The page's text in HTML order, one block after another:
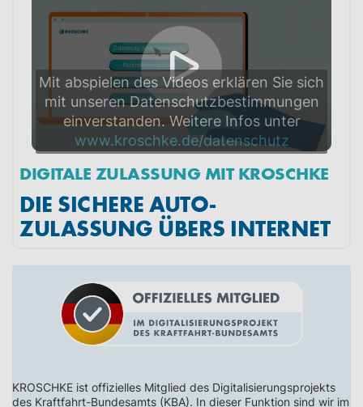
DIGITALE ZULASSUNG MIT KROSCHKE
DIE SICHERE AUTO-
ZULASSUNG ÜBERS INTERNET
Mit abspielen des Videos erklären Sie sich
mit unseren Datenschutzbestimmungen
einverstanden. Weitere Infos unter
www.kroschke.de/datenschutz
KROSCHKE ist offizielles Mitglied des Digitalisierungsprojekts
des Kraftfahrt-Bundesamts (KBA). In dieser Funktion sind wir im